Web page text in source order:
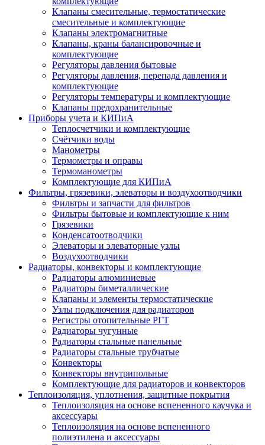
Клапаны смесительные, термостатические
смесительные и комплектующие
Клапаны электромагнитные
Клапаны, краны балансировочные и
комплектующие
Регуляторы давления бытовые
Регуляторы давления, перепада давления и
комплектующие
Регуляторы температуры и комплектующие
Клапаны предохранительные
Приборы учета и КИПиА
Теплосчетчики и комплектующие
Счётчики воды
Манометры
Термометры и оправы
Термоманометры
Комплектующие для КИПиА
Фильтры, грязевики, элеваторы и воздухоотводчики
Фильтры и запчасти для фильтров
Фильтры бытовые и комплектующие к ним
Грязевики
Конденсатоотводчики
Элеваторы и элеваторные узлы
Воздухоотводчики
Радиаторы, конвекторы и комплектующие
Радиаторы алюминиевые
Радиаторы биметаллические
Клапаны и элементы термостатические
Узлы подключения для радиаторов
Регистры отопительные РГТ
Радиаторы чугунные
Радиаторы стальные панельные
Радиаторы стальные трубчатые
Конвекторы
Конвекторы внутрипольные
Комплектующие для радиаторов и конвекторов
Теплоизоляция, уплотнения, защитные покрытия
Теплоизоляция на основе вспененного каучука и
аксессуары
Теплоизоляция на основе вспененного
полиэтилена и аксессуары